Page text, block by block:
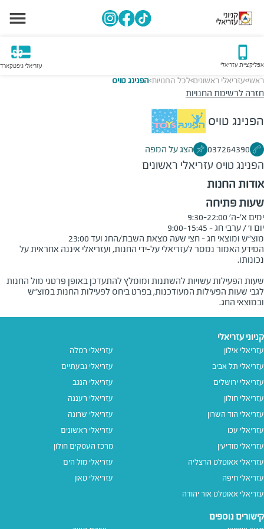
אפליקציית עזריאלי עזריאלי גיפטקארד
ראשי>עזריאלי ראשונים>לכל החנויות>הפנינג טויס
חזרה לרשימת החנויות
הפנינג טויס
037264390 הצג על המפה
הפנינג טויס עזריאלי ראשונים
אודות החנות
שעות פתיחה
מוצ"ש ומוצאי חג - חצי שעה מצאת השבת/החג ועד 23:00
המידע האמור נמסר לעזריאלי על-ידי החנות, ועזריאלי איננה אחראית על
שעות הפעילות עשויות להשתנות ומומלץ להתעדכן באופן פרטני מול החנות
לגבי שעות הפעילות המעודכנות, בפרט ביחס לפעילות החנות במוצ"ש
ובמוצאי החג.
קניוני עזריאלי
עזריאלי אילון
עזריאלי תל אביב
עזריאלי ירושלים
עזריאלי חולון
עזריאלי הוד השרון
עזריאלי עכו
עזריאלי מודיעין
עזריאלי אאוטלט הרצליה
עזריאלי חיפה
עזריאלי אאוטלט אור יהודה
עזריאלי רמלה
עזריאלי גבעתיים
עזריאלי הנגב
עזריאלי רעננה
עזריאלי שרונה
עזריאלי ראשונים
מרכז העסקים חולון
עזריאלי מול הים
עזריאלי טאון
קישורים נוספים